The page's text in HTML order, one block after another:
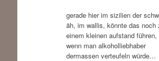
gerade hier im sizilien der
äh, im wallis, könnte das noch
einem kleinen aufstand führen,
wenn man alkoholliebhaber
dermassen verteufeln würde…